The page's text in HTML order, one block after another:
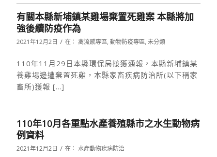
有關本縣新埔鎮某雞場棄置死雞案 本縣將加
強後續防疫作為
2021年12月2日 / 在： 禽流感專區, 動物防疫專區, 未分類
110年11月29日本縣環保局接獲通報，本縣新埔鎮某
養雞場邊遭棄置死雞，本縣家畜疾病防治所(以下稱家
畜所)獲報 […]
110年10月各重點水產養殖縣市之水生動物病
例資料
2021年12月2日 / 在： 水產動物疾病防治